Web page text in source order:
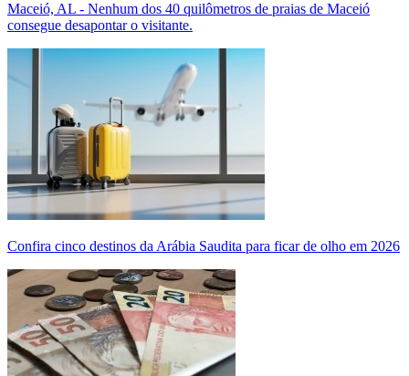
Maceió, AL - Nenhum dos 40 quilômetros de praias de Maceió
consegue desapontar o visitante.
Confira cinco destinos da Arábia Saudita para ficar de olho em 2026